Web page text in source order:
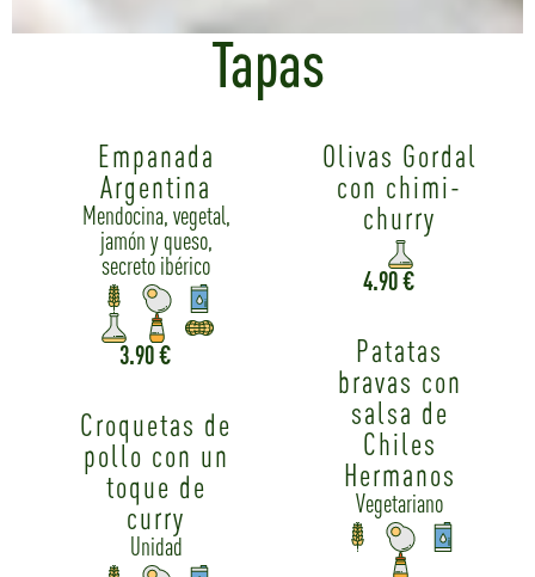
Tapas
Empanada
Argentina
Mendocina, vegetal,
jamón y queso,
secreto ibérico
3.90 €
Croquetas de
pollo con un
toque de
curry
Unidad
Olivas Gordal
con chimi-
churry
4.90 €
Patatas
bravas con
salsa de
Chiles
Hermanos
Vegetariano